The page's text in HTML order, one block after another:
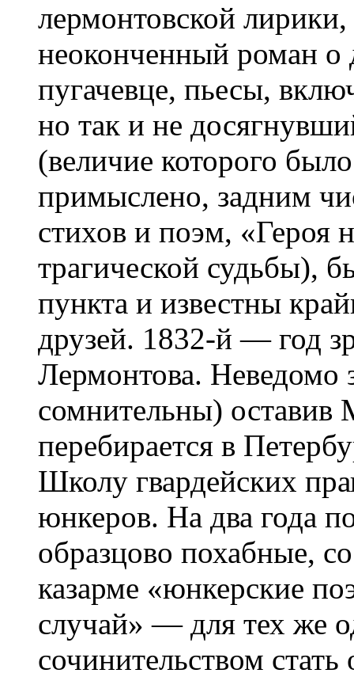
лермонтовской
неоконченный роман о
пугачевце, пьесы,
но так и не
(величие которого
примыслено, задним
стихов и поэм, «Героя
трагической судьбы),
пункта и известны
друзей. 1832-й — год
Лермонтова. Неведомо
сомнительны) оставив
перебирается в
Школу гвардейских
юнкеров. На два года
образцово похабные,
казарме «юнкерские
случай» — для тех же
сочинительством